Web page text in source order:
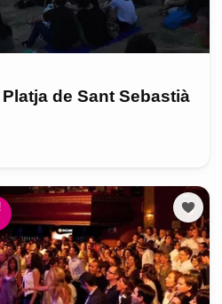
de Sant Sebastià